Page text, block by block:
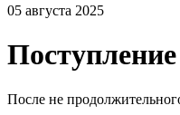
05 августа 2025
После не